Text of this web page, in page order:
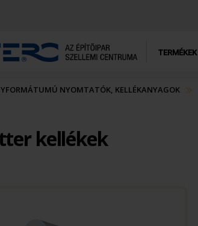
TERMÉKEK
NYOMTATÓK, KELLÉKANYAGOK
kellékek